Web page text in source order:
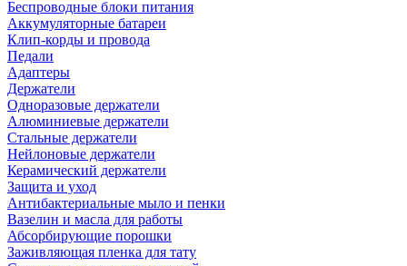
Беспроводные блоки питания
Аккумуляторные батареи
Клип-корды и провода
Педали
Адаптеры
Держатели
Одноразовые держатели
Алюминиевые держатели
Стальные держатели
Нейлоновые держатели
Керамический держатели
Защита и уход
Антибактериальные мыло и пенки
Вазелин и масла для работы
Абсорбирующие порошки
Заживляющая пленка для тату